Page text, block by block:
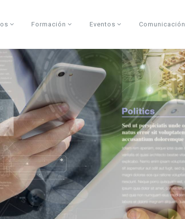
Formación Eventos Comunicación